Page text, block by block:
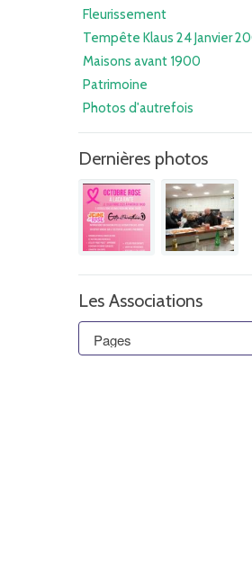
Fleurissement
Tempête Klaus 24 Janvier
Maisons avant 1900
Patrimoine
Photos d'autrefois
Dernières photos
Les Associations